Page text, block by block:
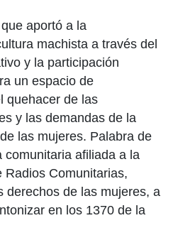
aportó a la
machista a través del
y la participación
un espacio de
quehacer de las
y las demandas de la
las mujeres. Palabra de
comunitaria afiliada a la
Radios Comunitarias,
derechos de las mujeres, a
en los 1370 de la